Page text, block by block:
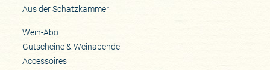
Aus der Schatzkammer
Wein-Abo
Gutscheine & Weinabende
Accessoires